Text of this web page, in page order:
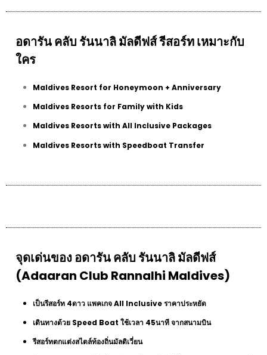
อดารัน คลับ รันนาลิ มัลดีฟส์ รีสอร์ท เหมาะกับ
ใคร
Maldives Resort for Honeymoon + Anniversary
Maldives Resorts for Family with Kids
Maldives Resorts with All Inclusive Packages
Maldives Resorts with Speedboat Transfer
จุดเด่นของ อดารัน คลับ รันนาลิ มัลดีฟส์
(Adaaran Club Rannalhi Maldives)
เป็นรีสอร์ท 4ดาว แพคเกจ All Inclusive ราคาประหยัด
เดินทางด้วย Speed Boat ใช้เวลา 45นาที จากสนามบิน
รีสอร์ทตกแต่งสไตล์ท้องถิ่นมัลดิเวี่ยน